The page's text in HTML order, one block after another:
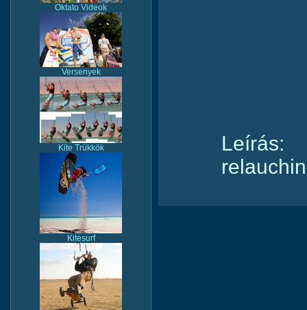
Oktato Videok
Versenyek
Kite Trükkök
Kitesurf
Leírás: